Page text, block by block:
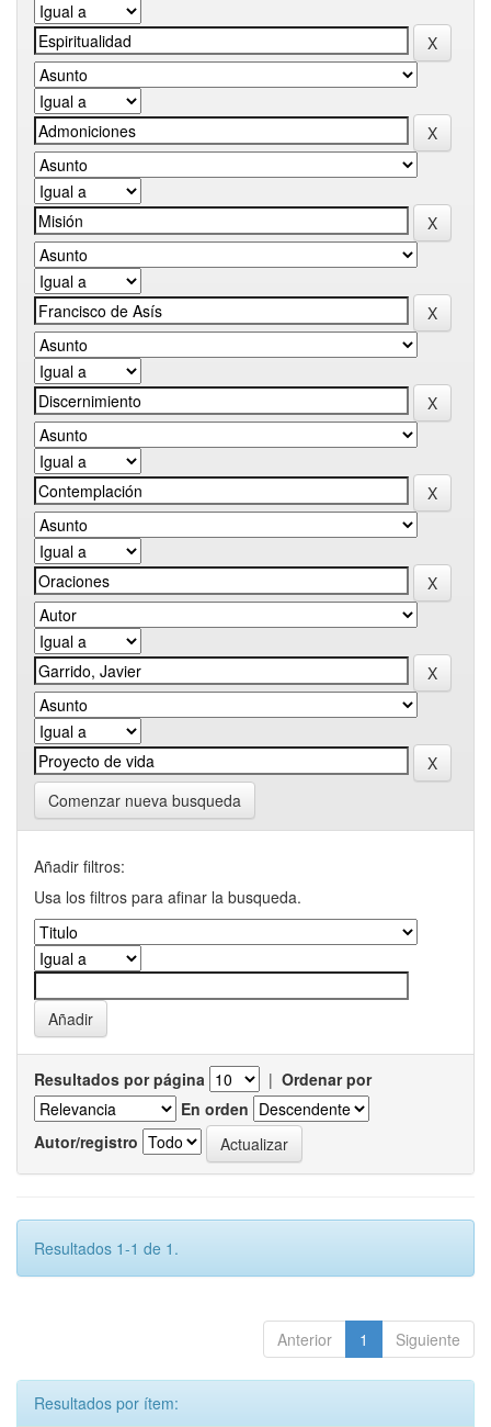
Comenzar nueva busqueda
Añadir filtros:
Usa los filtros para afinar la busqueda.
Resultados por página | Ordenar por
En orden
Autor/registro
Resultados 1-1 de 1.
Anterior 1 Siguiente
Resultados por ítem: